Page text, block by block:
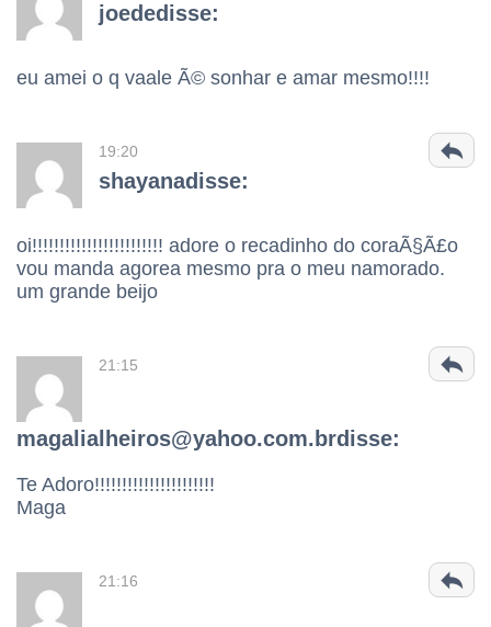
joededisse:
eu amei o q vaale Ã© sonhar e amar mesmo!!!!
19:20
shayanadisse:
oi!!!!!!!!!!!!!!!!!!!!!!!! adore o recadinho do coraÃ§Ã£o
vou manda agorea mesmo pra o meu namorado.
um grande beijo
21:15
magalialheiros@yahoo.com.brdisse:
Te Adoro!!!!!!!!!!!!!!!!!!!!!!
Maga
21:16